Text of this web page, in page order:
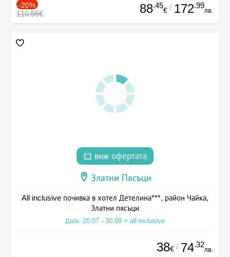
-20%
110.55€ 88.45
€ / 172.99
лв.
виж офертата
Златни Пясъци
All inclusive почивка в хотел Детелина***, район Чайка,
Златни пясъци
Дата: 20.07 - 30.09 + all inclusive
38€ / 74.32
лв.